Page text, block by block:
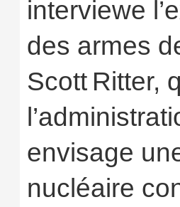
interviewe
des armes
Scott Ritter,
envisage
nucléaire